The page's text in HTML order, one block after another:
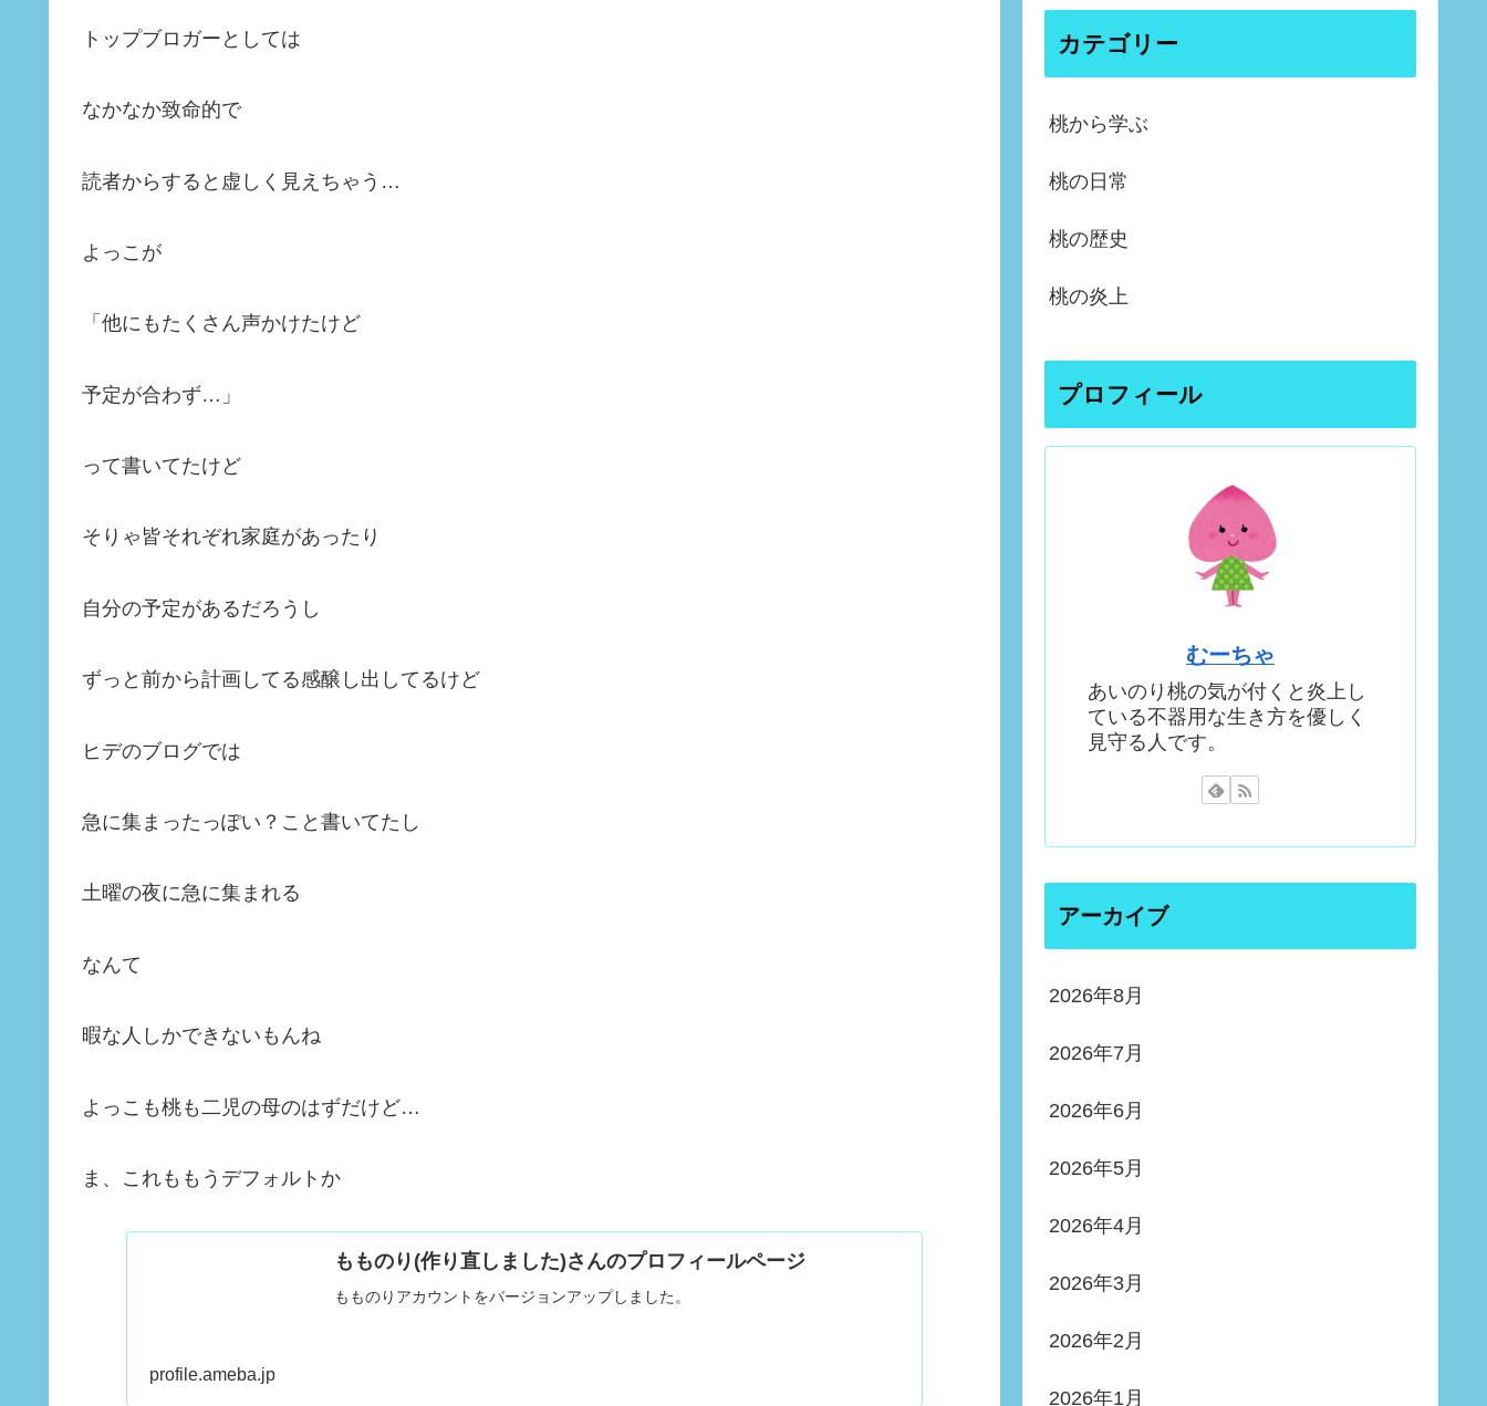
トップブロガーとしては
なかなか致命的で
読者からすると虚しく見えちゃう…
よっこが
「他にもたくさん声かけたけど
予定が合わず…」
って書いてたけど
そりゃ皆それぞれ家庭があったり
自分の予定があるだろうし
ずっと前から計画してる感醸し出してるけど
ヒデのブログでは
急に集まったっぽい？こと書いてたし
土曜の夜に急に集まれる
なんて
暇な人しかできないもんね
よっこも桃も二児の母のはずだけど…
ま、これももうデフォルトか
もものり(作り直しました)さんのプロフィールページ
もものりアカウントをバージョンアップしました。
profile.ameba.jp
カテゴリー
桃から学ぶ
桃の日常
桃の歴史
桃の炎上
プロフィール
むーちゃ
あいのり桃の気が付くと炎上し
ている不器用な生き方を優しく
見守る人です。
アーカイブ
2026年8月
2026年7月
2026年6月
2026年5月
2026年4月
2026年3月
2026年2月
2026年1月